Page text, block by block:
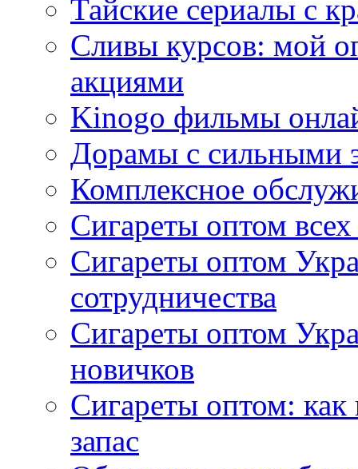
Тайские сериалы с
Сливы курсов: мой
акциями
Kinogo фильмы
Дорамы с сильными
Комплексное
Сигареты оптом
Сигареты оптом
сотрудничества
Сигареты оптом
новичков
Сигареты оптом:
запас